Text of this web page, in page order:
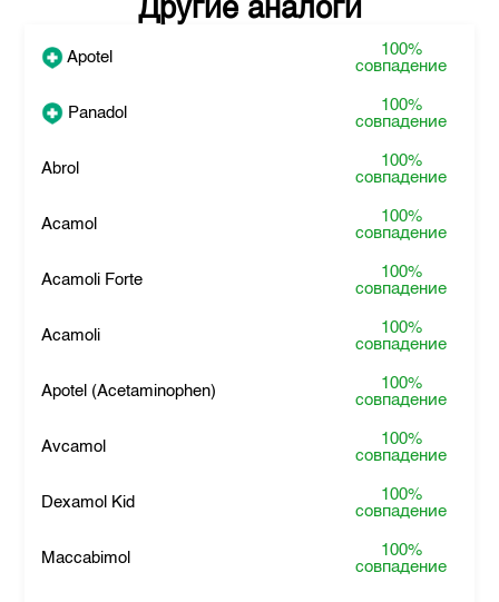
Другие аналоги
Apotel
100%
совпадение
Panadol
100%
совпадение
Abrol
100%
совпадение
Acamol
100%
совпадение
Acamoli Forte
100%
совпадение
Acamoli
100%
совпадение
Apotel (Acetaminophen)
100%
совпадение
Avcamol
100%
совпадение
Dexamol Kid
100%
совпадение
Maccabimol
100%
совпадение